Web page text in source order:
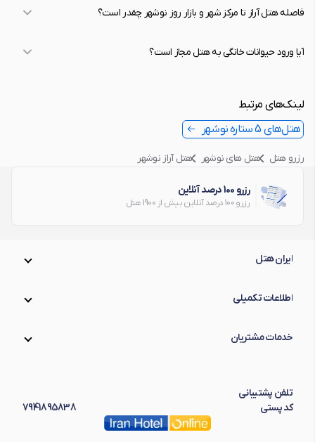
فاصله هتل آراز تا مرکز شهر و بازار روز نوشهر چقدر است؟
آیا ورود حیوانات خانگی به هتل مجاز است؟
لینک‌های مرتبط
هتل‌های 5 ستاره نوشهر
رزرو هتل هتل های نوشهر هتل آراز نوشهر
رزرو 100 درصد آنلاین
رزرو 100 درصد آنلاین بیش از 1900 هتل
ایران هتل
اطلاعات تکمیلی
خدمات مشتریان
تلفن پشتیبانی
کد پستی
7941895838